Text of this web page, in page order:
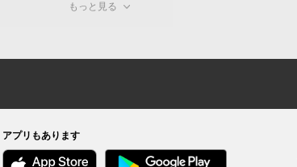
もっと見る
アプリもあります